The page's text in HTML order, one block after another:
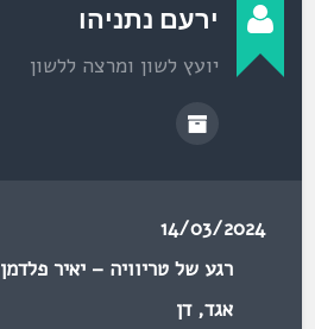
ירעם נתניהו
יועץ לשון ומרצה ללשון
14/03/2024
רגע של טריוויה – יאיר פלדמן
אגד,דן